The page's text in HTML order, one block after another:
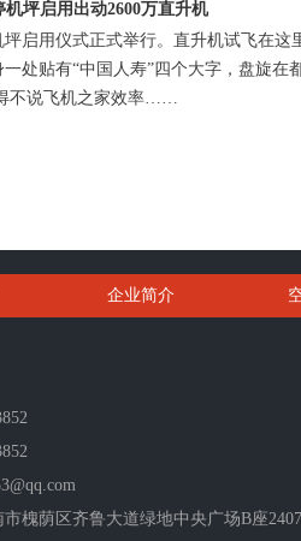
坪启用出动2600万直升机
启用仪式正式举行。直升机试飞在这
处贴有“中国人寿”四个大字，盘旋在
不说飞机之家效率……
企业简介
槐荫区齐鲁大道绿地中央广场B座